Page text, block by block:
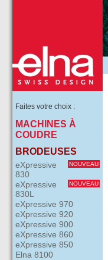
Faites votre choix :
MACHINES À
COUDRE
BRODEUSES
NOUVEAU
eXpressive
830
NOUVEAU
eXpressive
830L
eXpressive 970
eXpressive 920
eXpressive 900
eXpressive 860
eXpressive 850
Elna 8100